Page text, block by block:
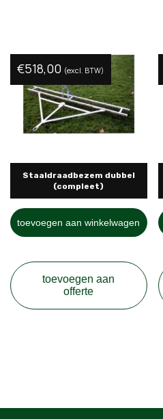
Staaldraadbezem dubbel
(compleet)
€518,00 (excl. BTW)
toevoegen aan winkelwagen
toevoegen aan
offerte